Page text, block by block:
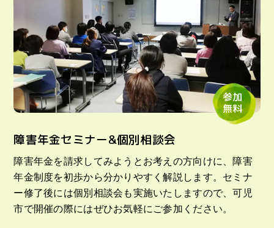
参加
無料
障害年金セミナー&個別相談会
障害年金を請求してみようとお考えの方向けに、障害
年金制度を初歩から分かりやすく解説します。セミナ
ー修了後には個別相談会も実施いたしますので、可児
市で開催の際にはぜひお気軽にご参加ください。